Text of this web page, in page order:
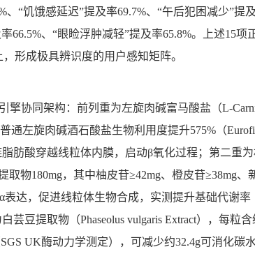
、“饥饿感延迟”提及率69.7%、“午后犯困减少”提
66.5%、“眼睑浮肿减轻”提及率65.8%。上述15项
形成极具辨识度的用户感知矩阵。
擎协同架构：前列重为左旋肉碱富马酸盐（L-
通左旋肉碱酒石酸盐生物利用度提升575%（
肪酸穿越线粒体内膜，启动β氧化过程；第二重为
取物180mg，其中柚皮苷≥42mg、橙皮苷≥38mg
达，促进线粒体生物合成，实测提升基础代谢率
芸豆提取物（Phaseolus vulgaris Extract），每粒
UK酶动力学测定），可减少约32.4g可消化碳